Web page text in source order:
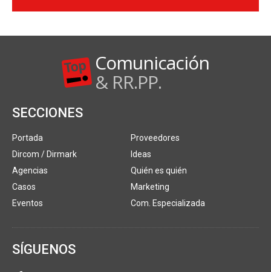
Comunicación
& RR.PP.
SECCIONES
Portada
Dircom / Dirmark
Agencias
Casos
Eventos
Proveedores
Ideas
Quién es quién
Marketing
Com. Especializada
SÍGUENOS